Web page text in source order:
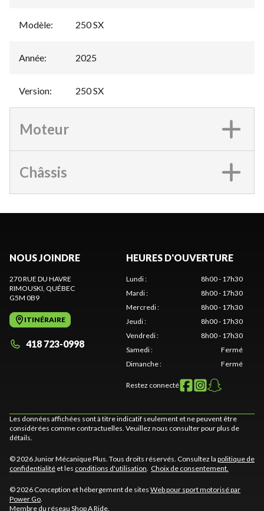
Modèle: 250 SX
Année: 2025
Version: 250 SX
Moteur
Châssis
NOUS JOINDRE
270 RUE DU HAVRE
RIMOUSKI , QUÉBEC
G5M 0B9
ITINÉRAIRE
418 723-0998
HEURES D'OUVERTURE
Lundi:
8h00 - 17h30
Mardi:
8h00 - 17h30
Mercredi:
8h00 - 17h30
Jeudi:
8h00 - 17h30
Vendredi:
8h00 - 17h30
Samedi:
Fermé
Dimanche: Fermé
Restez connecté
Les données affichées sont à titre indicatif seulement et ne peuvent être
considérées comme contractuelles. Veuillez nous consulter pour plus de
détails.
© 2026 Junior Mécanique Plus. Tous droits réservés. Consultez la politique de
confidentialité et les conditions d'utilisation Choix de consentement.
© 2026 Conception et hébergement de sites Web pour sport motorisé par
Power Go
Membre du réseau Shop A Ride